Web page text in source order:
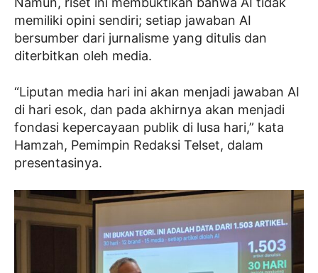
memiliki opini sendiri; setiap jawaban AI
bersumber dari jurnalisme yang ditulis dan
diterbitkan oleh media.
“Liputan media hari ini akan menjadi jawaban AI
di hari esok, dan pada akhirnya akan menjadi
fondasi kepercayaan publik di lusa hari,” kata
Hamzah, Pemimpin Redaksi Telset, dalam
presentasinya.